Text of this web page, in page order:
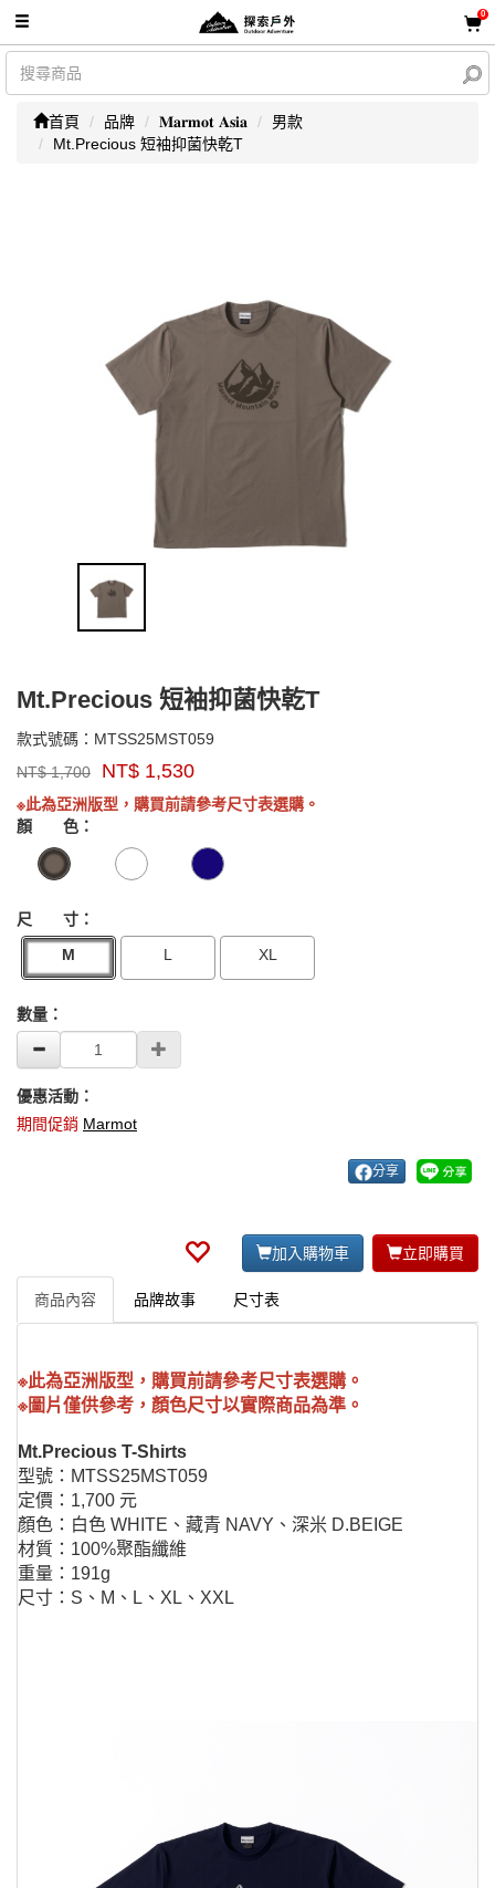
0
首頁 品牌 𝐌𝐚𝐫𝐦𝐨𝐭 𝐀𝐬𝐢𝐚
男款
Mt.Precious 短袖抑菌快乾T
Mt.Precious 短袖抑菌快乾T
款式號碼： MTSS25MST059
牌：
Marmot
Asia
NT$1,700 NT$ 1,530
※此為亞洲版型，購買前請參考尺寸表選購。
顏 色：
尺 寸：
M
L XL
數量：
優惠活動：
期間促銷 Marmot
分享
加入購物車 立即購買
商品內容 品牌故事 尺寸表
※此為亞洲版型，購買前請參考尺寸表選購。
※圖片僅供參考，顏色尺寸以實際商品為準。
Mt.Precious T-Shirts
型號：MTSS25MST059
定價：1,700 元
顏色：白色 WHITE、藏青 NAVY、深米 D.BEIGE
材質：100%聚酯纖維
重量：191g
尺寸：S、M、L、XL、XXL